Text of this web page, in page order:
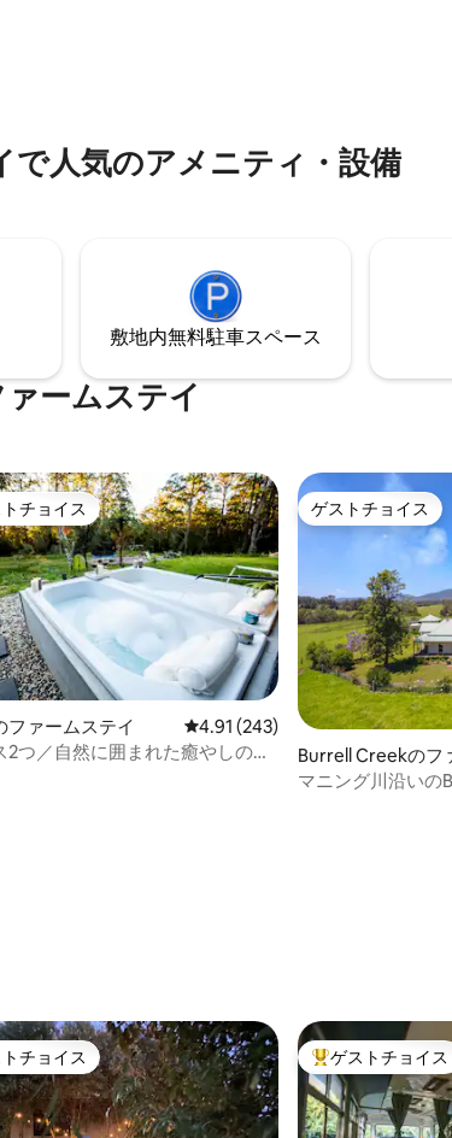
提供します。
人気のアメニティ・設備
敷地内無料駐⁠車ス⁠ペ⁠ー⁠ス
ームステイ
4.86つ星の平均評価
ゲストチョイスです。
チョイス
ファームステイ レビュー243件、5つ星中4.91つ
4.91 (243)
2つ／自然に囲まれた癒やしの隠
ゲストチョイス
ゲストチョイス
Burrell Creekのフ
イ
マニング川沿い
ゲストチョイスです。
チョイス 大好評のゲスト
ゲストチョイス